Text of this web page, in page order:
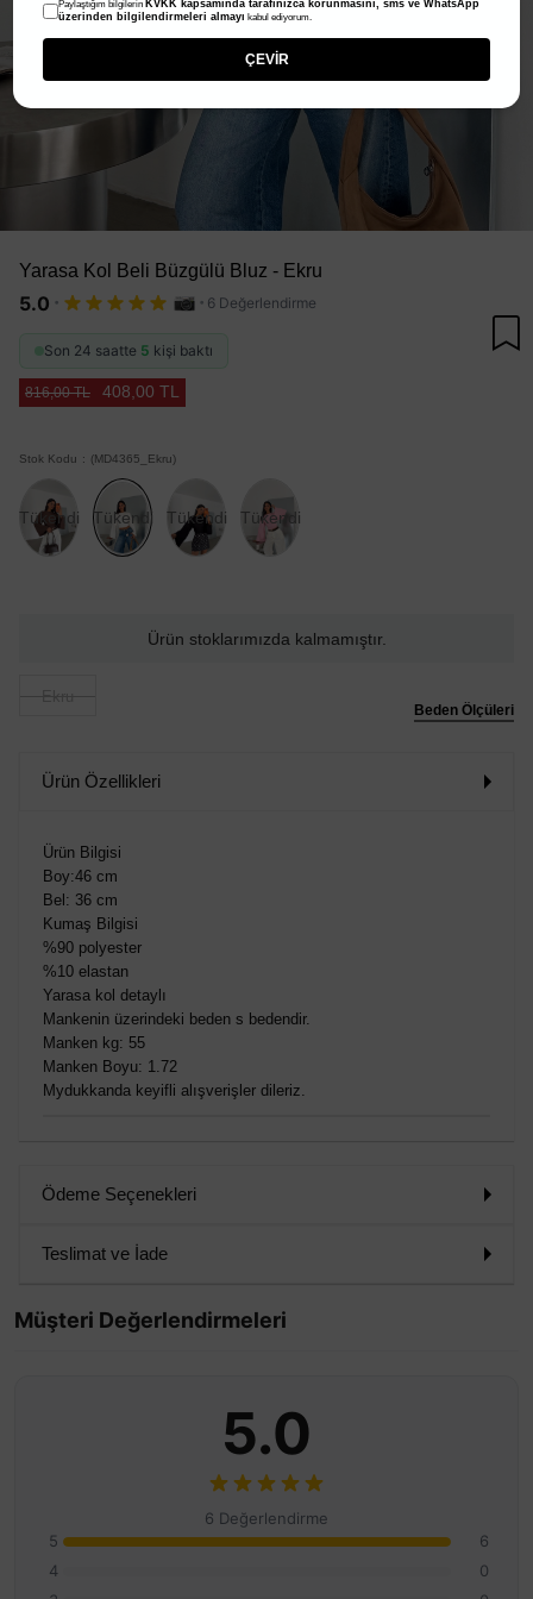
Yarasa Kol Beli Büzgülü Bluz - Ekru
5.0 · · 6 Değerlendirme
Son 24 saatte 5 kişi baktı
816,00 TL 408,00 TL
Stok Kodu (MD4365_Ekru)
Tükendi Tükendi Tükendi Tükendi
Ürün stoklarımızda kalmamıştır.
Beden Ölçüleri
Ürün Özellikleri
Ürün Bilgisi
Boy:46 cm
Bel: 36 cm
Kumaş Bilgisi
%90 polyester
%10 elastan
Yarasa kol detaylı
Mankenin üzerindeki beden s bedendir.
Manken kg: 55
Manken Boyu: 1.72
Mydukkanda keyifli alışverişler dileriz.
Ödeme Seçenekleri
Teslimat ve İade
Müşteri Değerlendirmeleri
5.0
6 Değerlendirme
5
6
4
0
Paylaştığım bilgilerin KVKK kapsamında tarafınızca korunmasını, sms ve WhatsApp
üzerinden bilgilendirmeleri almayı kabul ediyorum.
ÇEVİR